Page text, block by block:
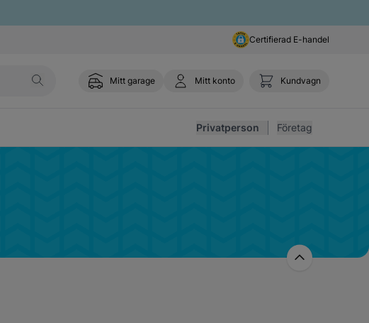
Certifierad E-handel
Mitt garage Mitt konto Kundvagn
Privatperson Företag